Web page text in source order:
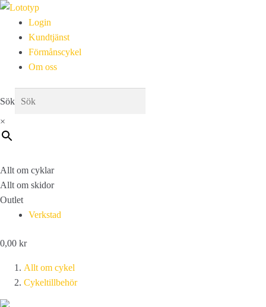
Login
Kundtjänst
Förmånscykel
Om oss
Sök
×
Allt om cyklar
Allt om skidor
Outlet
Verkstad
0,00 kr
Allt om cykel
Cykeltillbehör